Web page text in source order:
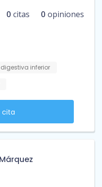
0 citas 0 opiniones
inferior
cita